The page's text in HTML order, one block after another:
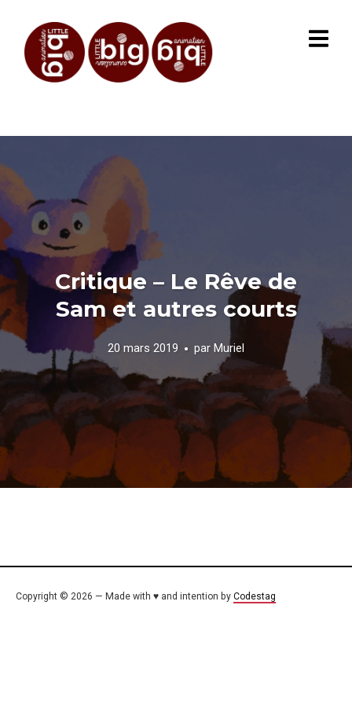
Critique – Le Rêve de
Sam et autres courts
20 mars 2019 par Muriel
Copyright © 2026 — Made with ♥ and intention by Codestag